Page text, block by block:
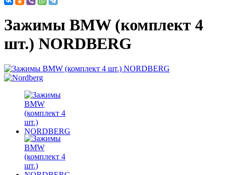
Зажимы BMW (комплект 4
шт.) NORDBERG